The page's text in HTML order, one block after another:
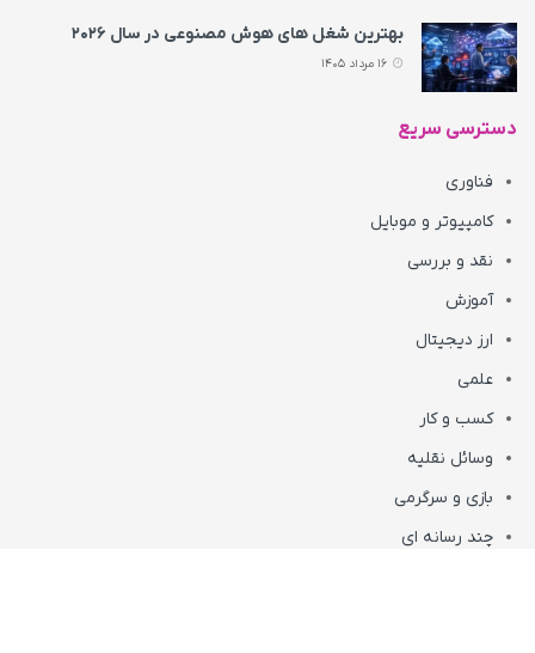
بهترین شغل های هوش مصنوعی در سال ۲۰۲۶
دسترسی سریع
فناوری
کامپیوتر و موبایل
نقد و بررسی
آموزش
ارز دیجیتال
علمی
کسب و کار
وسائل نقلیه
بازی و سرگرمی
چند رسانه ای